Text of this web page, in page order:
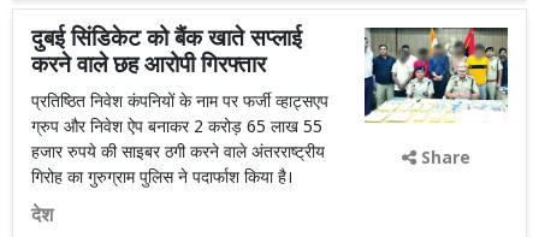
दुबई सिंडिकेट को बैंक खाते सप्लाई
करने वाले छह आरोपी गिरफ्तार
प्रतिष्ठित निवेश कंपनियों के नाम पर फर्जी व्हाट्सएप
ग्रुप और निवेश ऐप बनाकर 2 करोड़ 65 लाख 55
हजार रुपये की साइबर ठगी करने वाले अंतरराष्ट्रीय
गिरोह का गुरुग्राम पुलिस ने पदार्फाश किया है।
देश
Share